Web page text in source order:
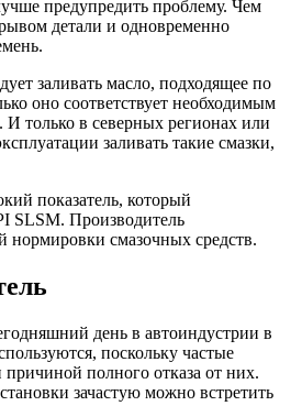
предупредить проблему. Чем
детали и одновременно
заливать масло, подходящее по
оно соответствует необходимым
И только в северных регионах или
заливать такие смазки,
показатель, который
SLSM. Производитель
нормировки смазочных средств.
день в автоиндустрии в
поскольку частые
полного отказа от них.
зачастую можно встретить